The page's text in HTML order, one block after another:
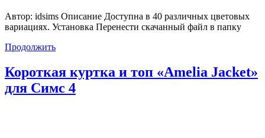
Автор: idsims Описание Доступна в 40 различных цветовых
вариациях. Установка Перенести скачанный файл в папку
Продолжить
Короткая куртка и топ «Amelia Jacket»
для Симс 4